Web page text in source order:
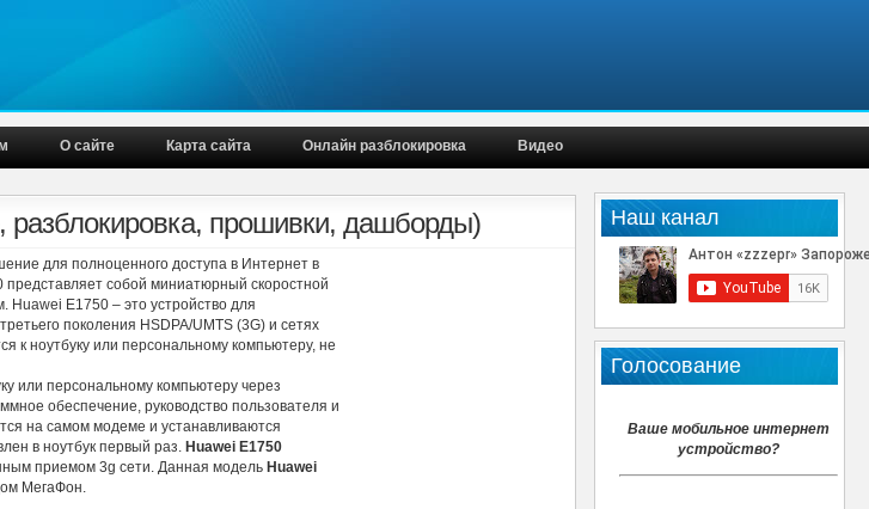
О сайте Карта сайта Онлайн разблокировка Видео
Наш канал
Голосование
Ваше мобильное интернет
устройство?
разблокировка, прошивки, дашборды)
для полноценного доступа в Интернет в
собой миниатюрный скоростной
E1750 – это устройство для
поколения HSDPA/UMTS (3G) и сетях
к ноутбуку или персональному компьютеру, не
или персональному компьютеру через
обеспечение, руководство пользователя и
на самом модеме и устанавливаются
в ноутбук первый раз. Huawei E1750
приемом 3g сети. Данная модель Huawei
МегаФон.